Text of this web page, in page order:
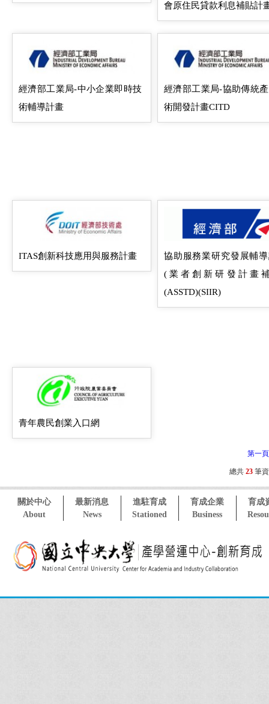
會原住民貸款利息補貼計
經濟部工業局-中小企業即時技
術輔導計畫
經濟部工業局-協助傳統
術開發計畫CITD
ITAS創新科技應用與服務計畫
協助服務業研究發展輔
(業者創新研發計畫
(ASSTD)(SIIR)
青年農民創業入口網
第一頁
總共 23筆
關於中心
About
最新消息
News
進駐育成
Stationed
育成企業
Business
育成